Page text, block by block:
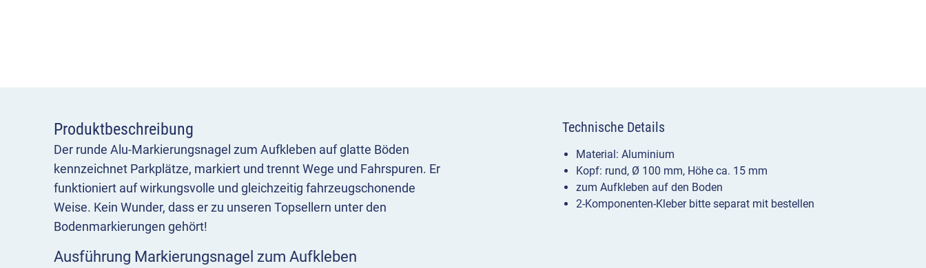
Produktbeschreibung
Der runde Alu-Markierungsnagel zum Aufkleben auf glatte Böden
kennzeichnet Parkplätze, markiert und trennt Wege und Fahrspuren. Er
funktioniert auf wirkungsvolle und gleichzeitig fahrzeugschonende
Weise. Kein Wunder, dass er zu unseren Topsellern unter den
Bodenmarkierungen gehört!
Ausführung Markierungsnagel zum Aufkleben
Technische Details
Material: Aluminium
Kopf: rund, Ø 100 mm, Höhe ca. 15 mm
zum Aufkleben auf den Boden
2-Komponenten-Kleber bitte separat mit bestellen